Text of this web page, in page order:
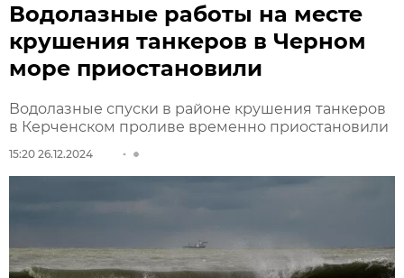
Водолазные работы на месте
крушения танкеров в Черном
море приостановили
Водолазные спуски в районе крушения танкеров
в Керченском проливе временно приостановили
15:20 26.12.2024